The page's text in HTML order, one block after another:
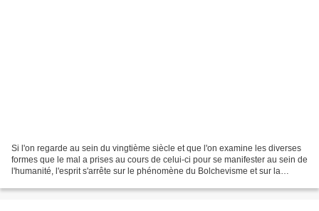
Si l'on regarde au sein du vingtième siècle et que l'on examine les diverses
formes que le mal a prises au cours de celui-ci pour se manifester au sein de
l'humanité, l'esprit s'arrête sur le phénomène du Bolchevisme et sur la